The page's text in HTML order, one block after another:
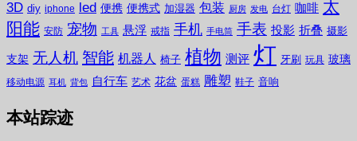
3D diy iphone led 便携 便携式 加湿器 包装 厨房 发电 台灯 咖啡 太
阳能 安防 宠物 工具 悬浮 戒指 手机 手电筒 手表 投影 折叠 摄影
支架 无人机 智能 机器人 椅子 植物 测评 灯 牙刷 玩具 玻璃
移动电源 耳机 背包 自行车 艺术 花盆 蛋糕 雕塑 鞋子 音响
本站踪迹